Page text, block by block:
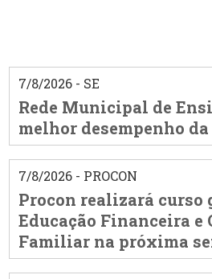
7/8/2026 - SE
Rede Municipal de
melhor desempenho
7/8/2026 - PROCON
Procon realizará curso
Educação Financeira e
Familiar na próxima